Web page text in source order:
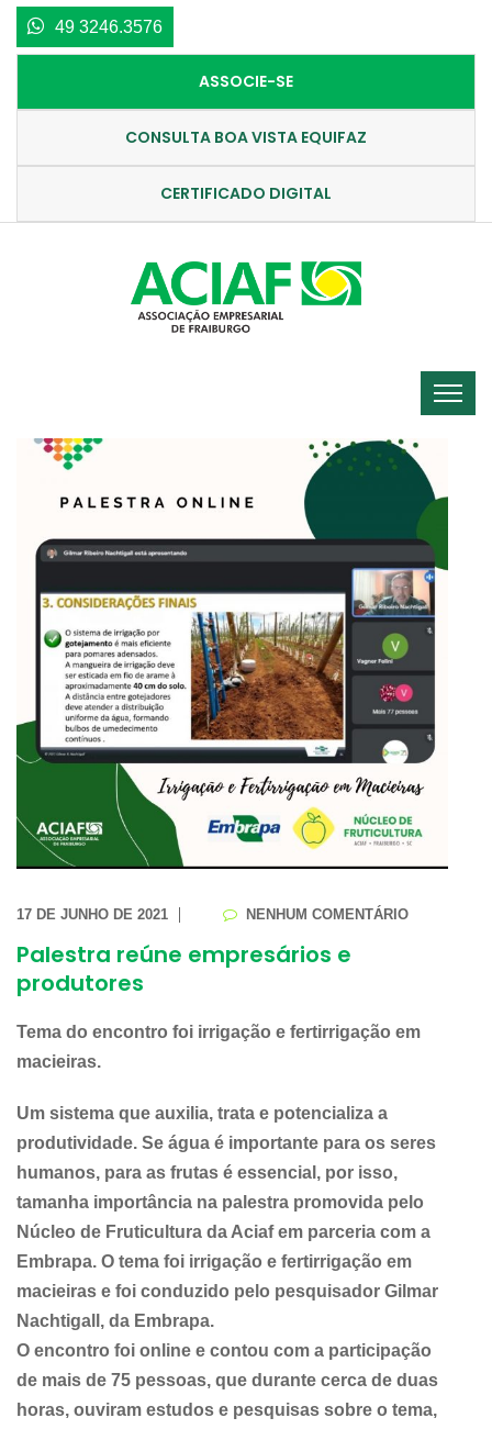
49 3246.3576
ASSOCIE-SE
CONSULTA BOA VISTA EQUIFAZ
CERTIFICADO DIGITAL
17 DE JUNHO DE 2021 NENHUM COMENTÁRIO
Palestra reúne empresários e
produtores
Tema do encontro foi irrigação e fertirrigação em
macieiras.
Um sistema que auxilia, trata e potencializa a
produtividade. Se água é importante para os seres
humanos, para as frutas é essencial, por isso,
tamanha importância na palestra promovida pelo
Núcleo de Fruticultura da Aciaf em parceria com a
Embrapa. O tema foi irrigação e fertirrigação em
macieiras e foi conduzido pelo pesquisador Gilmar
Nachtigall, da Embrapa.
O encontro foi online e contou com a participação
de mais de 75 pessoas, que durante cerca de duas
horas, ouviram estudos e pesquisas sobre o tema,